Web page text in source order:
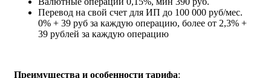
Перевод на свой счет для ИП до 100 000 руб/мес.
0% + 39 руб за каждую операцию, более от 2,3% +
39 рублей за каждую операцию
Преимущества и особенности тарифа: